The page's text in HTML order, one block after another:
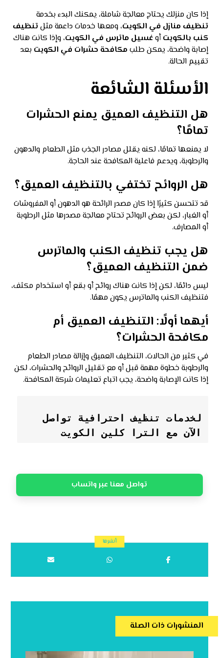
إذا كان منزلك يحتاج معالجة شاملة، يمكنك البدء بخدمة
تنظيف منازل في الكويت، ومعها خدمات داعمة مثل تنظيف
كنب بالكويتأو غسيل ماترس في الكويت، وإذا كانت هناك
إصابة واضحة، يمكن طلب مكافحة حشرات في الكويت بعد
تقييم الحالة.
الأسئلة الشائعة
هل التنظيف العميق يمنع الحشرات
تمامًا؟
لا يمنعها تمامًا، لكنه يقلل مصادر الجذب مثل الطعام والدهون
والرطوبة، ويدعم فاعلية المكافحة عند الحاجة.
هل الروائح تختفي بالتنظيف العميق؟
قد تتحسن كثيرًا إذا كان مصدر الرائحة هو الدهون أو المفروشات
أو الغبار، لكن بعض الروائح تحتاج معالجة مصدرها مثل الرطوبة
أو المصارف.
هل يجب تنظيف الكنب والماترس
ضمن التنظيف العميق؟
ليس دائمًا، لكن إذا كانت هناك روائح أو بقع أو استخدام مكثف،
فتنظيف الكنب والماترس يكون مهمًا.
أيهما أولًا: التنظيف العميق أم
مكافحة الحشرات؟
في كثير من الحالات، التنظيف العميق وإزالة مصادر الطعام
والرطوبة خطوة مهمة قبل أو مع تقليل الروائح والحشرات، لكن
إذا كانت الإصابة واضحة، يجب اتباع تعليمات شركة المكافحة.
لخدمات تنظيف احترافية تواصل
الآن مع الترا كلين الكويت
تواصل معنا عبر واتساب
المنشورات ذات الصلة